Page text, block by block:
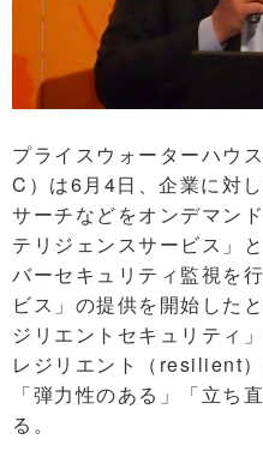
プライスウォーターハウ
C）は6月4日、企業に対
サーチなどをオンデマン
テリジェンスサービス」
バーセキュリティ監視を
ビス」の提供を開始した
ジリエントセキュリティ
レジリエント（resilient
「弾力性のある」「立ち
る。